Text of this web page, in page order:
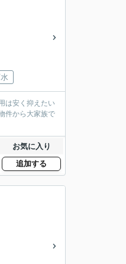
は安く抑えたい
件から大家族で
お気に入り
追加する